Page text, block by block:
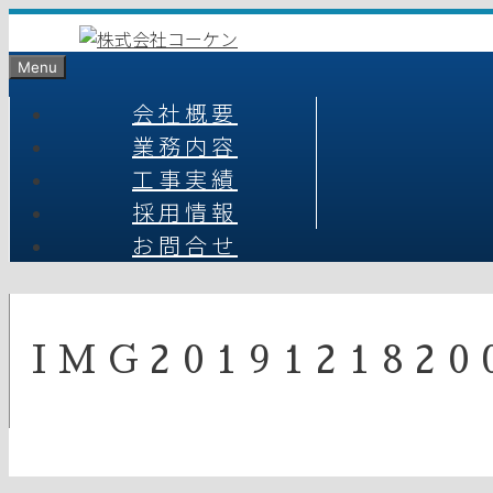
コ
ン
テ
ン
プ
Menu
会社概要
業務内容
工事実績
採用情報
お問合せ